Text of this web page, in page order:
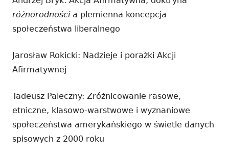
różnorodnościa plemienna koncepcja
społeczeństwa liberalnego
Jarosław Rokicki: Nadzieje i porażki Akcji
Afirmatywnej
Tadeusz Paleczny: Zróżnicowanie rasowe,
etniczne, klasowo-warstwowe i wyznaniowe
społeczeństwa amerykańskiego w świetle danych
spisowych z 2000 roku